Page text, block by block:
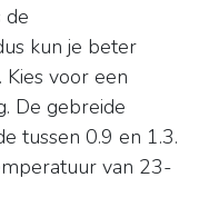
de
kun je beter
. Kies voor een
De gebreide
tussen 0.9 en 1.3.
van 23-